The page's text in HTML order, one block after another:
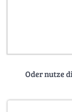
Oder nutze